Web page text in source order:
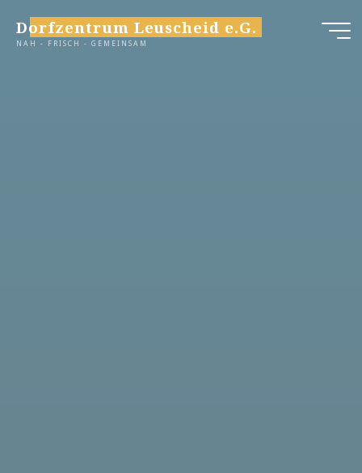
Inhalt
springen
Dorfzentrum Leuscheid e.G.
NAH - FRISCH - GEMEINSAM